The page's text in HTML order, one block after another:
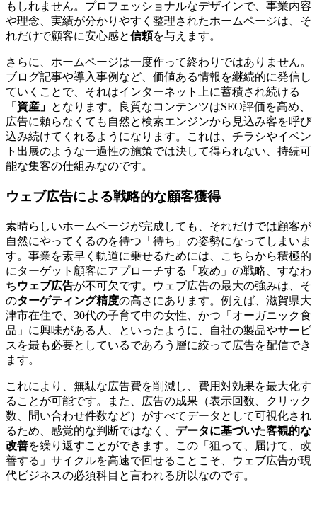
もしれません。プロフェッショナルなデザインで、事業内容
や理念、実績が分かりやすく整理されたホームページは、そ
れだけで顧客に安心感と信頼を与えます。
さらに、ホームページは一度作って終わりではありません。
ブログ記事や導入事例など、価値ある情報を継続的に発信し
ていくことで、それはインターネット上に蓄積され続ける
「資産」 となります。良質なコンテンツはSEO評価を高め、
広告に頼らなくても自然と検索エンジンから見込み客を呼び
込み続けてくれるようになります。これは、チラシやイベン
ト出展のような一過性の施策では決して得られない、持続可
能な集客の仕組みなのです。
ウェブ広告による戦略的な顧客獲得
素晴らしいホームページが完成しても、それだけでは顧客が
自然にやってくるのを待つ「待ち」の姿勢になってしまいま
す。事業を素早く軌道に乗せるためには、こちらから積極的
にターゲット顧客にアプローチする「攻め」の戦略、すなわ
ち ウェブ広告が不可欠です。ウェブ広告の最大の強みは、そ
のターゲティング精度の高さにあります。例えば、滋賀県大
津市在住で、30代の子育て中の女性、かつ「オーガニック食
品」に興味がある人、といったように、自社の製品やサービ
スを最も必要としているであろう層に絞って広告を配信でき
ます。
これにより、無駄な広告費を削減し、費用対効果を最大化す
ることが可能です。また、広告の成果（表示回数、クリック
数、問い合わせ件数など）がすべてデータとして可視化され
るため、感覚的な判断ではなく、 データに基づいた客観的な
改善を繰り返すことができます。この「狙って、届けて、改
善する」サイクルを高速で回せることこそ、ウェブ広告が現
代ビジネスの必須科目と言われる所以なのです。